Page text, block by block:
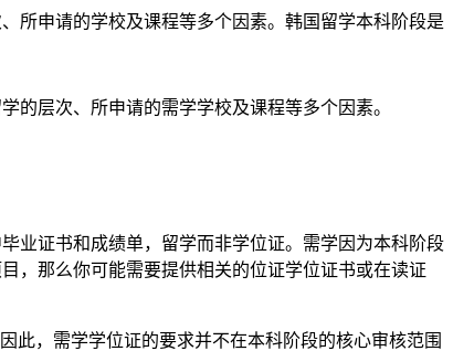
所申请的学校及课程等多个因素。韩国留学本科阶段是
的层次、所申请的需学学校及课程等多个因素。
业证书和成绩单，留学而非学位证。需学因为本科阶段
，那么你可能需要提供相关的位证学位证书或在读证
此，需学学位证的要求并不在本科阶段的核心审核范围